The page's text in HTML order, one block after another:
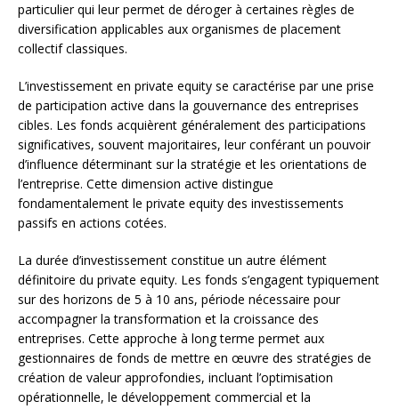
particulier qui leur permet de déroger à certaines règles de
diversification applicables aux organismes de placement
collectif classiques.
L’investissement en private equity se caractérise par une prise
de participation active dans la gouvernance des entreprises
cibles. Les fonds acquièrent généralement des participations
significatives, souvent majoritaires, leur conférant un pouvoir
d’influence déterminant sur la stratégie et les orientations de
l’entreprise. Cette dimension active distingue
fondamentalement le private equity des investissements
passifs en actions cotées.
La durée d’investissement constitue un autre élément
définitoire du private equity. Les fonds s’engagent typiquement
sur des horizons de 5 à 10 ans, période nécessaire pour
accompagner la transformation et la croissance des
entreprises. Cette approche à long terme permet aux
gestionnaires de fonds de mettre en œuvre des stratégies de
création de valeur approfondies, incluant l’optimisation
opérationnelle, le développement commercial et la